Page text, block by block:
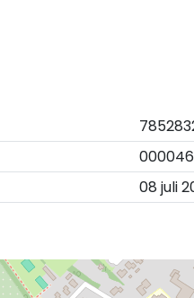
08 juli